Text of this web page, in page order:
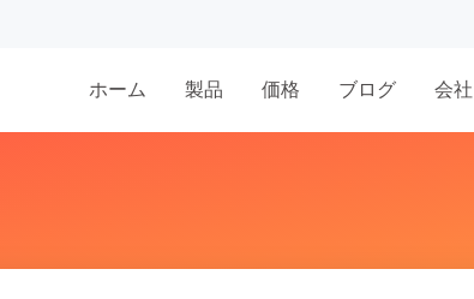
ホーム 製品 価格 ブログ 会社